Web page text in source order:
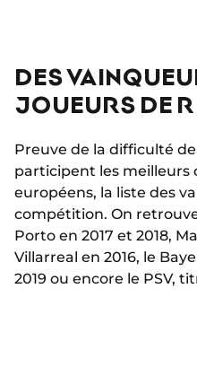
DES
JOUEURS DE
Preuve de la difficulté
participent les meilleurs
européens, la liste des
compétition. On
Porto en 2017 et 2018,
Villarreal en 2016, le
2019 ou encore le PSV,